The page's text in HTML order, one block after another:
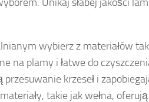
wybierz z materiałów
na plamy i łatwe do
przesuwanie krzeseł i
takie jak wełna,